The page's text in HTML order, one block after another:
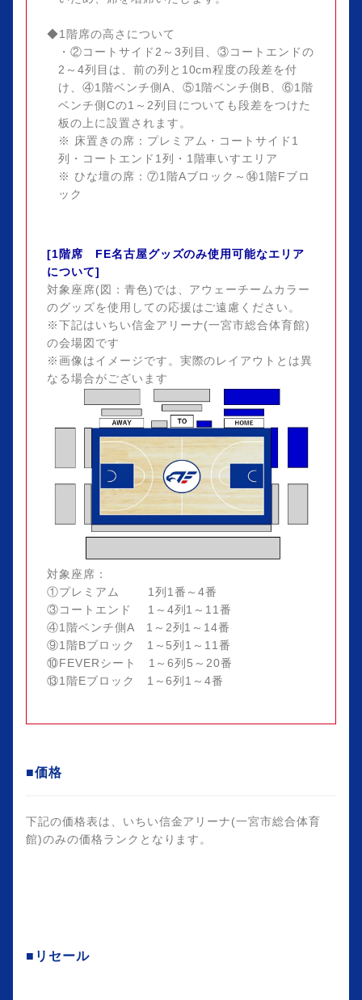
◆1階席の高さについて
・②コートサイド2～3列目、③コートエンドの
2～4列目は、前の列と10cm程度の段差を付
け、④1階ベンチ側A、⑤1階ベンチ側B、⑥1階
ベンチ側Cの1～2列目についても段差をつけた
板の上に設置されます。
※ 床置きの席：プレミアム・コートサイド1
列・コートエンド1列・1階車いすエリア
※ ひな壇の席：⑦1階Aブロック～⑭1階Fブロ
ック
[1階席 FE名古屋グッズのみ使用可能なエリア
について]
対象座席(図：青色)では、アウェーチームカラー
のグッズを使用しての応援はご遠慮ください。
※下記はいちい信金アリーナ(一宮市総合体育館)
の会場図です
※画像はイメージです。実際のレイアウトとは異
なる場合がございます
対象座席：
①プレミアム 1列1番～4番
③コートエンド 1～4列1～11番
④1階ベンチ側A 1～2列1～14番
⑨1階Bブロック 1～5列1～11番
⑩FEVERシート 1～6列5～20番
⑬1階Eブロック 1～6列1～4番
■価格
下記の価格表は、いちい信金アリーナ(一宮市総合体育
館)のみの価格ランクとなります。
■リセール